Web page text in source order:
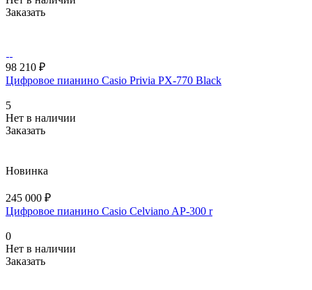
Заказать
98 210 ₽
Цифровое пианино Casio Privia PX-770 Black
5
Нет в наличии
Заказать
Новинка
245 000 ₽
Цифровое пианино Casio Celviano AP-300 r
0
Нет в наличии
Заказать